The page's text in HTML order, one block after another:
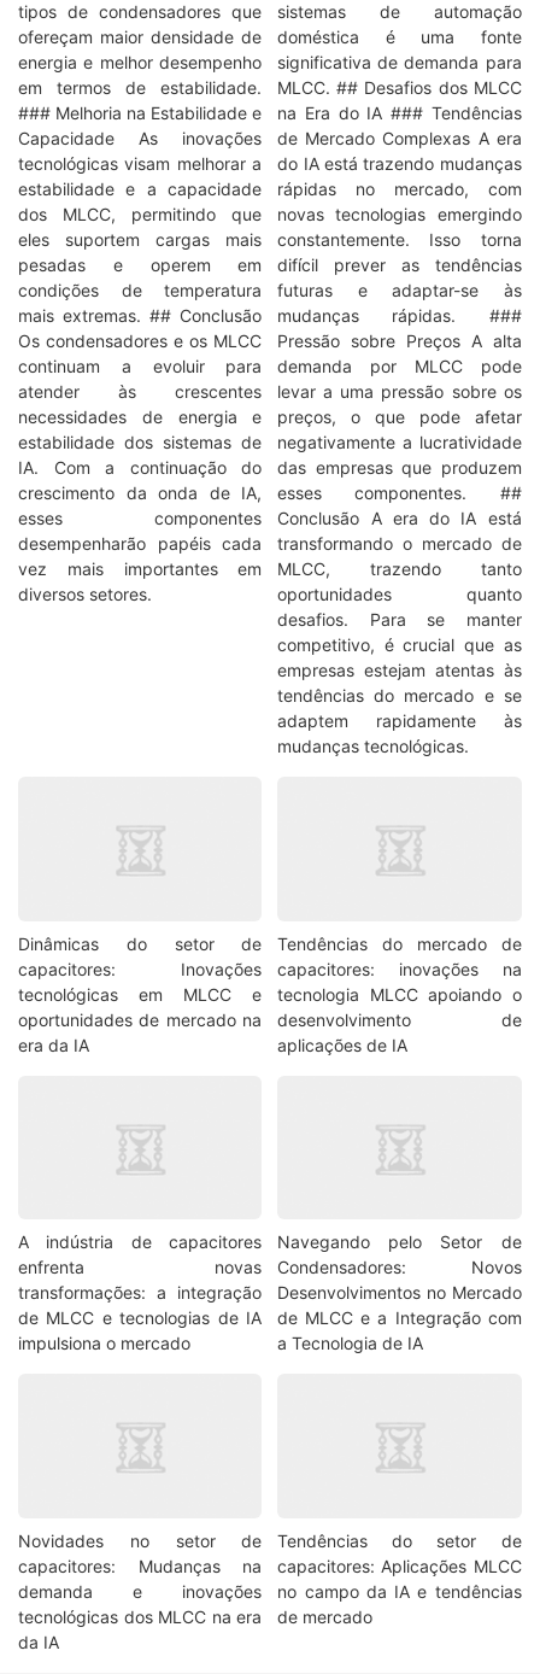
tipos de condensadores que
ofereçam maior densidade de
energia e melhor desempenho
em termos de estabilidade.
### Melhoria na Estabilidade e
Capacidade As inovações
tecnológicas visam melhorar a
estabilidade e a capacidade
dos MLCC, permitindo que
eles suportem cargas mais
pesadas e operem em
condições de temperatura
mais extremas. ## Conclusão
Os condensadores e os MLCC
continuam a evoluir para
atender às crescentes
necessidades de energia e
estabilidade dos sistemas de
IA. Com a continuação do
crescimento da onda de IA,
esses componentes
desempenharão papéis cada
vez mais importantes em
diversos setores.
sistemas de automação
doméstica é uma fonte
significativa de demanda para
MLCC. ## Desafios dos MLCC
na Era do IA ### Tendências
de Mercado Complexas A era
do IA está trazendo mudanças
rápidas no mercado, com
novas tecnologias emergindo
constantemente. Isso torna
difícil prever as tendências
futuras e adaptar-se às
mudanças rápidas. ###
Pressão sobre Preços A alta
demanda por MLCC pode
levar a uma pressão sobre os
preços, o que pode afetar
negativamente a lucratividade
das empresas que produzem
esses componentes. ##
Conclusão A era do IA está
transformando o mercado de
MLCC, trazendo tanto
oportunidades quanto
desafios. Para se manter
competitivo, é crucial que as
empresas estejam atentas às
tendências do mercado e se
adaptem rapidamente às
mudanças tecnológicas.
Dinâmicas do setor de
capacitores: Inovações
tecnológicas em MLCC e
oportunidades de mercado na
era da IA
Tendências do mercado de
capacitores: inovações na
tecnologia MLCC apoiando o
desenvolvimento de
aplicações de IA
A indústria de capacitores
enfrenta novas
transformações: a integração
de MLCC e tecnologias de IA
impulsiona o mercado
Navegando pelo Setor de
Condensadores: Novos
Desenvolvimentos no Mercado
de MLCC e a Integração com
a Tecnologia de IA
Novidades no setor de
capacitores: Mudanças na
demanda e inovações
tecnológicas dos MLCC na era
da IA
Tendências do setor de
capacitores: Aplicações MLCC
no campo da IA e tendências
de mercado